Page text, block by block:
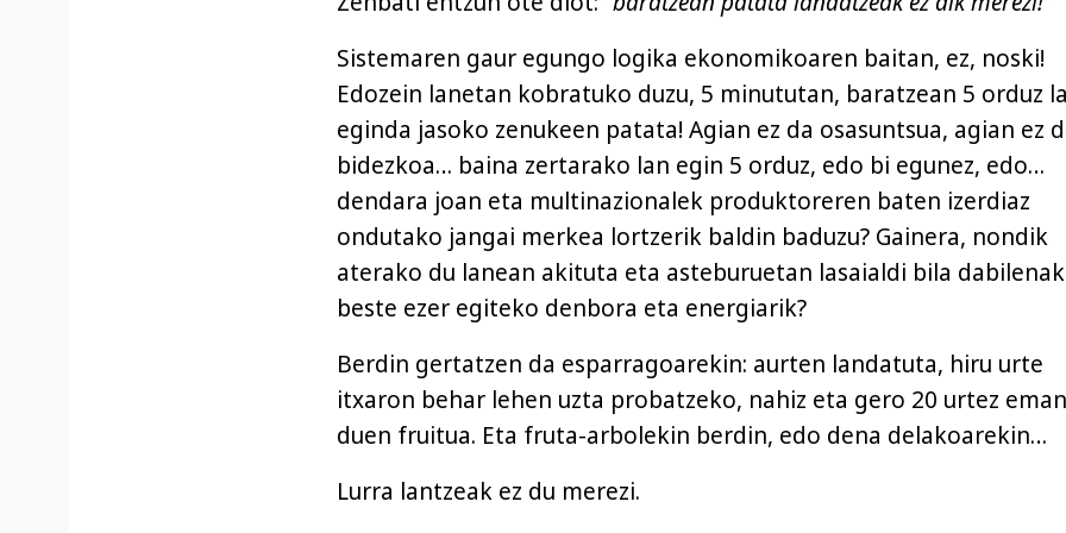
Sistemaren gaur egungo logika ekonomikoaren baitan, ez, noski!
Edozein lanetan kobratuko duzu, 5 minututan, baratzean 5 orduz
eginda jasoko zenukeen patata! Agian ez da osasuntsua, agian ez
bidezkoa… baina zertarako lan egin 5 orduz, edo bi egunez, edo…
dendara joan eta multinazionalek produktoreren baten izerdiaz
ondutako jangai merkea lortzerik baldin baduzu? Gainera, nondik
aterako du lanean akituta eta asteburuetan lasaialdi bila dabilenak
beste ezer egiteko denbora eta energiarik?
Berdin gertatzen da esparragoarekin: aurten landatuta, hiru urte
itxaron behar lehen uzta probatzeko, nahiz eta gero 20 urtez
duen fruitua. Eta fruta-arbolekin berdin, edo dena delakoarekin…
Lurra lantzeak ez du merezi.